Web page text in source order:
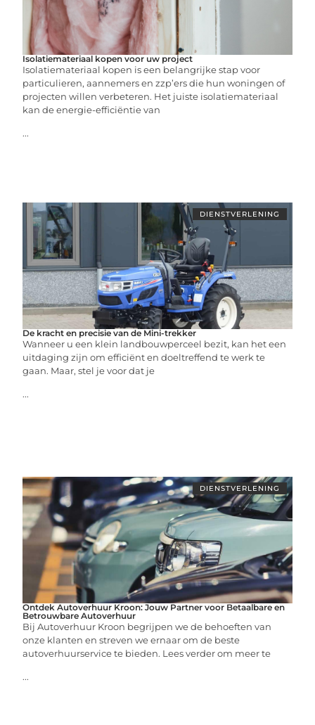
Isolatiemateriaal kopen voor uw project
Isolatiemateriaal kopen is een belangrijke stap voor
particulieren, aannemers en zzp’ers die hun woningen of
projecten willen verbeteren. Het juiste isolatiemateriaal
kan de energie-efficiëntie van
...
DIENSTVERLENING
De kracht en precisie van de Mini-trekker
Wanneer u een klein landbouwperceel bezit, kan het een
uitdaging zijn om efficiënt en doeltreffend te werk te
gaan. Maar, stel je voor dat je
...
DIENSTVERLENING
Ontdek Autoverhuur Kroon: Jouw Partner voor Betaalbare en
Betrouwbare Autoverhuur
Bij Autoverhuur Kroon begrijpen we de behoeften van
onze klanten en streven we ernaar om de beste
autoverhuurservice te bieden. Lees verder om meer te
...